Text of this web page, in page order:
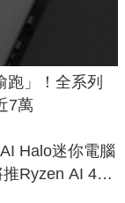
」！全系列
7萬
Halo迷你電腦
Ryzen AI 400
級版